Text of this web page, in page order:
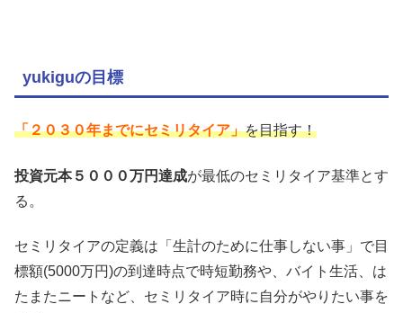
yukiguの目標
「２０３０年までにセミリタイア」を目指す！
投資元本５０００万円達成が最低のセミリタイア基準とす
る。
セミリタイアの定義は「生計のために仕事しない事」で目
標額(5000万円)の到達時点で時短勤務や、バイト生活、は
たまたニートなど、セミリタイア時に自分がやりたい事を